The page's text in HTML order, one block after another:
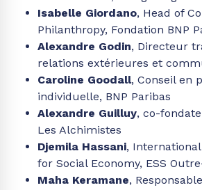
Isabelle Giordano
, Head of
Philanthropy, Fondation BNP
Alexandre Godin , Directeur
relations extérieures et
Caroline Goodall , Conseil en
individuelle, BNP Paribas
Alexandre Guilluy , co-
Les Alchimistes
Djemila Hassani ,
for Social Economy, ESS
Maha Keramane
,